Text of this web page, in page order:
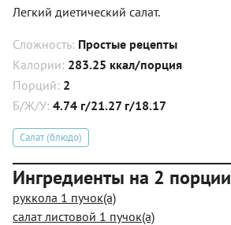
Легкий диетический салат.
Сложность: Простые рецепты
Калории: 283.25 ккал/порция
Порций: 2
Б/Ж/У: 4.74 г/21.27 г/18.17
Салат (блюдо)
Ингредиенты на 2 порции
руккола 1 пучок(а)
салат листовой 1 пучок(а)